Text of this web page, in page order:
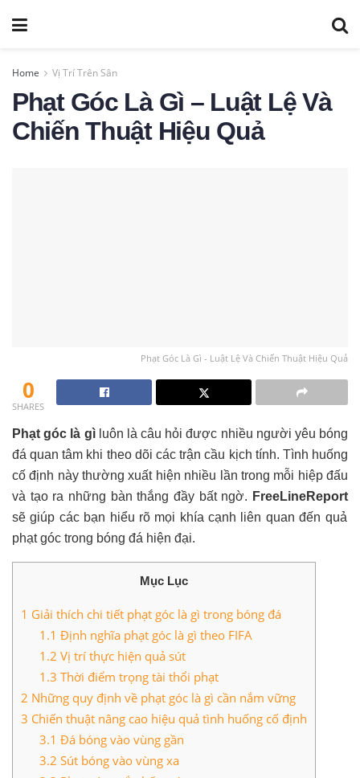
Home Vị Trí Trên Sân
Phạt Góc Là Gì – Luật Lệ Và
Chiến Thuật Hiệu Quả
Phạt Góc Là Gì - Luật Lệ Và Chiến Thuật Hiệu Quả
0
SHARES
Phạt góc là gìluôn là câu hỏi được nhiều người yêu bóng
đá quan tâm khi theo dõi các trận cầu kịch tính. Tình huống
cố định này thường xuất hiện nhiều lần trong mỗi hiệp đấu
và tạo ra những bàn thắng đầy bất ngờ. FreeLineReport
sẽ giúp các bạn hiểu rõ mọi khía cạnh liên quan đến quả
phạt góc trong bóng đá hiện đại.
Mục Lục
1 Giải thích chi tiết phạt góc là gì trong bóng đá
1.1 Định nghĩa phạt góc là gì theo FIFA
1.2 Vị trí thực hiện quả sút
1.3 Thời điểm trọng tài thổi phạt
2 Những quy định về phạt góc là gì cần nắm vững
3 Chiến thuật nâng cao hiệu quả tình huống cố định
3.1 Đá bóng vào vùng gần
3.2 Sút bóng vào vùng xa